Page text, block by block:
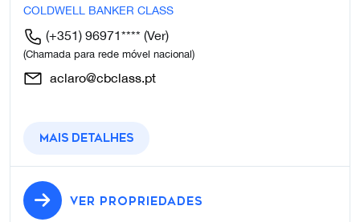
COLDWELL BANKER CLASS
(+351) 96971**** (Ver)
(Chamada para rede móvel nacional)
aclaro@cbclass.pt
Mais detalhes
VER PROPRIEDADES